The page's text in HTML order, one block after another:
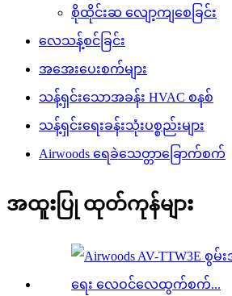
စိုထိုင်းဆ လျော့ကျစေခြင်း
လေသန့်စင်ခြင်း
အအေးပေးစက်များ
သန့်ရှင်းသောအခန်း HVAC စနစ်
သန့်ရှင်းရေးခန်းသုံးပစ္စည်းများ
Airwoods ရေခဲသေတ္တာခြောက်စက်
အထူးပြု ထုတ်ကုန်များ